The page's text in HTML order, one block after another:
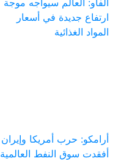
ارتفاع جديدة في أسعار
المواد الغذائية
أرامكو: حرب أمريكا وإيران
أفقدت سوق النفط العالمية